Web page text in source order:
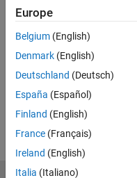
Feedback
UP NEXT:
RELATED VIDEOS:
View more related videos
Europe
Belgium (English)
Denmark (English)
Deutschland (Deutsch)
España (Español)
Finland (English)
France (Français)
Ireland (English)
Italia (Italiano)